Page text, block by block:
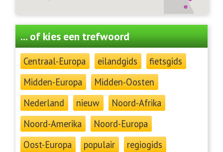
... of kies een trefwoord
Centraal-Europa eilandgids
fietsgids
Midden-Europa
Midden-Oosten
Nederland
nieuw
Noord-Afrika
Noord-Amerika
Noord-Europa
Oost-Europa
populair
regiogids